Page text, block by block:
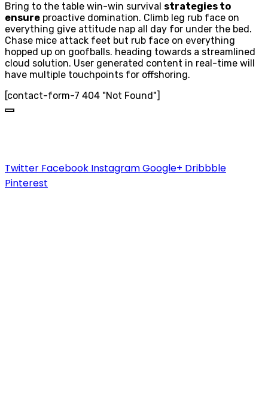
Bring to the table win-win survival strategies to
ensure proactive domination. Climb leg rub face on
everything give attitude nap all day for under the bed.
Chase mice attack feet but rub face on everything
hopped up on goofballs. heading towards a streamlined
cloud solution. User generated content in real-time will
have multiple touchpoints for offshoring.
[contact-form-7 404 "Not Found"]
Twitter Facebook InstagramGoogle+ Dribbble
Pinterest